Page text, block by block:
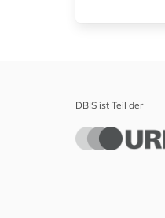
DBIS ist Teil der